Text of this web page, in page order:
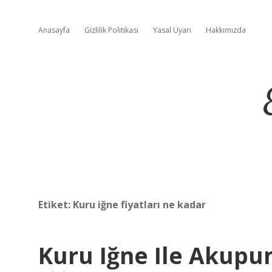
Anasayfa Gizlilik Politikası Yasal Uyarı Hakkımızda
Etiket: Kuru iğne fiyatları ne kadar
Kuru Iğne Ile